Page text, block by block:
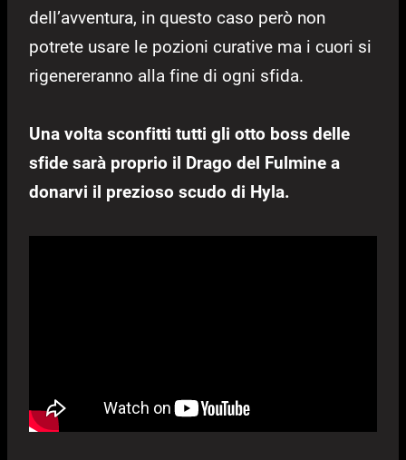
dell’avventura, in questo caso però non
potrete usare le pozioni curative ma i cuori si
rigenereranno alla fine di ogni sfida.
Una volta sconfitti tutti gli otto boss delle
sfide sarà proprio il Drago del Fulmine a
donarvi il prezioso scudo di Hyla.